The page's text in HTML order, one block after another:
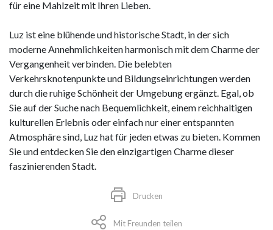
für eine Mahlzeit mit Ihren Lieben.
Luz ist eine blühende und historische Stadt, in der sich
moderne Annehmlichkeiten harmonisch mit dem Charme der
Vergangenheit verbinden. Die belebten
Verkehrsknotenpunkte und Bildungseinrichtungen werden
durch die ruhige Schönheit der Umgebung ergänzt. Egal, ob
Sie auf der Suche nach Bequemlichkeit, einem reichhaltigen
kulturellen Erlebnis oder einfach nur einer entspannten
Atmosphäre sind, Luz hat für jeden etwas zu bieten. Kommen
Sie und entdecken Sie den einzigartigen Charme dieser
faszinierenden Stadt.
Drucken
Mit Freunden teilen